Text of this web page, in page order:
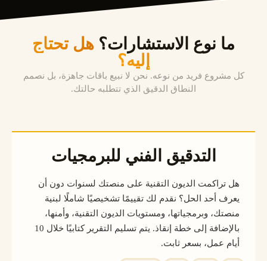
ما نوع الاستشارات؟ هل تحتاج
إليه؟
كل مشروع فريد من نوعه. نحن لا نبيع باقات جاهزة، بل نصمم
النطاق الدقيق الذي تتطلبه حالتك.
التدقيق الفني للبرمجيات
هل تراكمت الديون التقنية على منصتك لسنوات دون أن
يعرف أحد الحل؟ نقدم لك تقييمًا تشخيصيًا شاملًا لبنية
منصتك، وبرمجياتها، ومستويات الديون التقنية، وأمنها،
بالإضافة إلى خطة إنقاذ. يتم تسليم التقرير كتابيًا خلال 10
أيام عمل، بسعر ثابت.